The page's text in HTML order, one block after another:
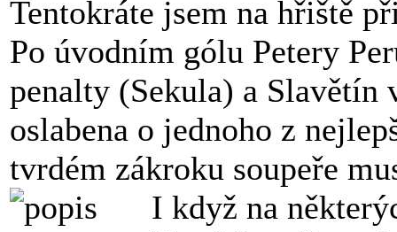
Tentokráte jsem na hřiště
Po úvodním gólu Petery
penalty (Sekula) a
oslabena o jednoho z
tvrdém zákroku soupeře
I když na